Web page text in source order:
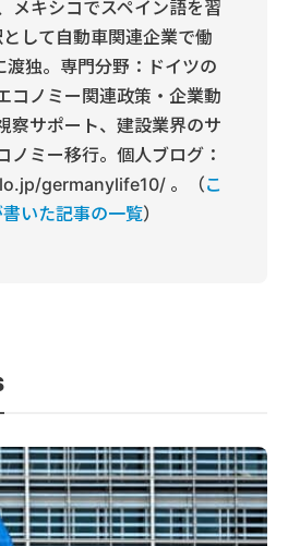
メキシコでスペイン語を習
して自動車関連企業で働
渡独。専門分野：ドイツの
コノミー関連政策・企業動
察サポート、建設業界のサ
ノミー移行。個人ブログ：
germanylife10/ 。（こ
いた記事の一覧）